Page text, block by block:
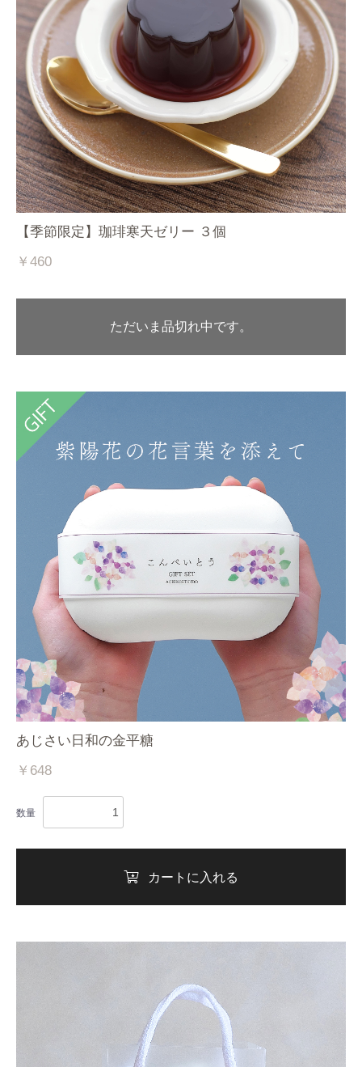
【季節限定】珈琲寒天ゼリー ３個
￥460
ただいま品切れ中です。
あじさい日和の金平糖
￥648
数量
カートに入れる